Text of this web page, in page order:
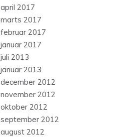
april 2017
marts 2017
februar 2017
januar 2017
juli 2013
januar 2013
december 2012
november 2012
oktober 2012
september 2012
august 2012